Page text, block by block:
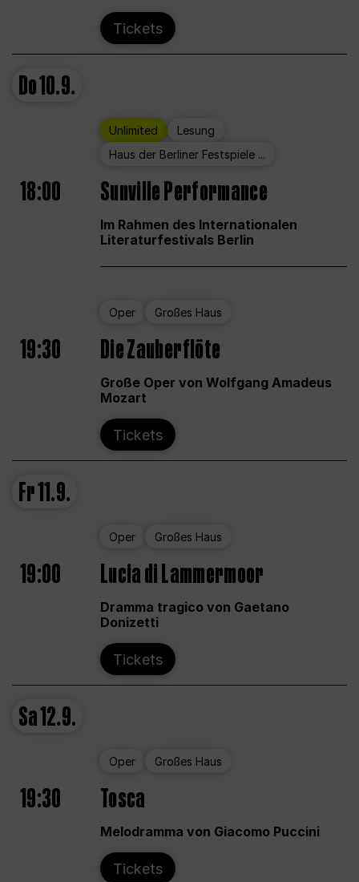
Tickets
Do10.9.
Unlimited
Lesung
Haus der Berliner Festspiele ...
18:00 Sunville Performance
Im Rahmen des Internationalen
Literaturfestivals Berlin
Oper Großes Haus
19:30 Die Zauberflöte
Große Oper von Wolfgang Amadeus
Mozart
Tickets
Fr11.9.
Oper Großes Haus
19:00 Lucia di Lammermoor
Dramma tragico von Gaetano
Donizetti
Tickets
Sa12.9.
Oper Großes Haus
19:30 Tosca
Melodramma von Giacomo Puccini
Tickets